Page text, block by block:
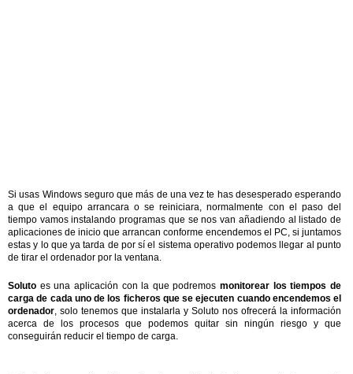
Si usas Windows seguro que más de una vez te has desesperado esperando
a que el equipo arrancara o se reiniciara, normalmente con el paso del
tiempo vamos instalando programas que se nos van añadiendo al listado de
aplicaciones de inicio que arrancan conforme encendemos el PC, si juntamos
estas y lo que ya tarda de por sí el sistema operativo podemos llegar al punto
de tirar el ordenador por la ventana.
Soluto es una aplicación con la que podremosmonitorear los tiempos de
carga de cada uno de los ficheros que se ejecuten cuando encendemos el
ordenador, solo tenemos que instalarla y Soluto nos ofrecerá la información
acerca de los procesos que podemos quitar sin ningún riesgo y que
conseguirán reducir el tiempo de carga.